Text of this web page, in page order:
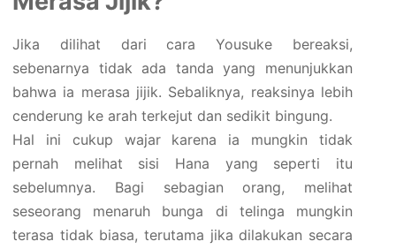
Jika dilihat dari cara Yousuke bereaksi,
sebenarnya tidak ada tanda yang menunjukkan
bahwa ia merasa jijik. Sebaliknya, reaksinya lebih
cenderung ke arah terkejut dan sedikit bingung.
Hal ini cukup wajar karena ia mungkin tidak
pernah melihat sisi Hana yang seperti itu
sebelumnya. Bagi sebagian orang, melihat
seseorang menaruh bunga di telinga mungkin
terasa tidak biasa, terutama jika dilakukan secara